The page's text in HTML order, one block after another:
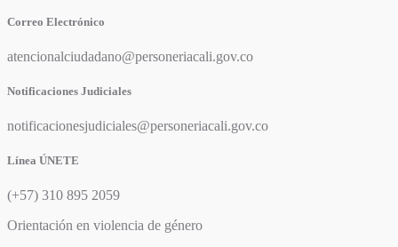
Correo Electrónico
atencionalciudadano@personeriacali.gov.co
Notificaciones Judiciales
notificacionesjudiciales@personeriacali.gov.co
Línea ÚNETE
(+57) 310 895 2059
Orientación en violencia de género